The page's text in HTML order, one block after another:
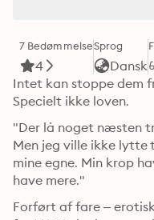
7 Bedømmelse
4
Sprog
Dansk
Intet kan stoppe dem
Specielt ikke loven.
"Der lå noget næsten
Men jeg ville ikke lytte
mine egne. Min krop
have mere."
Forført af fare –